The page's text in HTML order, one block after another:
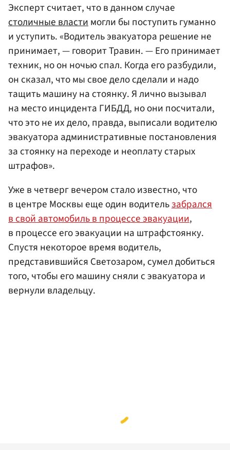
Эксперт считает, что в данном случае
столичные властимогли бы поступить гуманно
и уступить. «Водитель эвакуатора решение не
принимает, — говорит Травин. — Его принимает
техник, но он ночью спал. Когда его разбудили,
он сказал, что мы свое дело сделали и надо
тащить машину на стоянку. Я лично вызывал
на место инцидента ГИБДД, но они посчитали,
что это не их дело, правда, выписали водителю
эвакуатора административные постановления
за стоянку на переходе и неоплату старых
штрафов».
Уже в четверг вечером стало известно, что
в центре Москвы еще один водительзабрался
в свой автомобиль в процессе эвакуации,
в процессе его эвакуации на штрафстоянку.
Спустя некоторое время водитель,
представившийся Светозаром, сумел добиться
того, чтобы его машину сняли с эвакуатора и
вернули владельцу.